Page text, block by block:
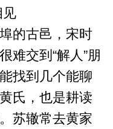
的古邑，宋时
难交到“解人”朋
找到几个能聊
氏，也是耕读
苏辙常去黄家